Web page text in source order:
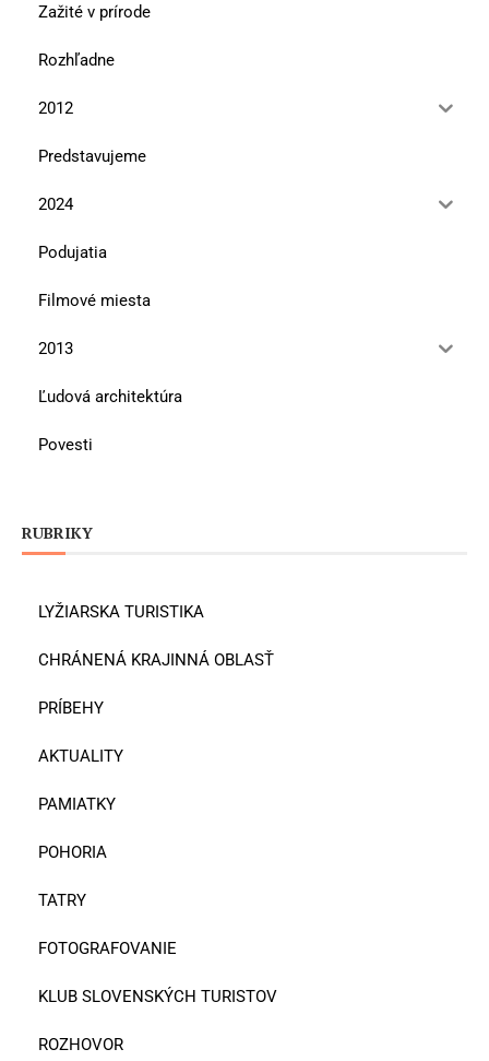
Zažité v prírode
Rozhľadne
2012
Predstavujeme
2024
Podujatia
Filmové miesta
2013
Ľudová architektúra
Povesti
RUBRIKY
LYŽIARSKA TURISTIKA
CHRÁNENÁ KRAJINNÁ OBLASŤ
PRÍBEHY
AKTUALITY
PAMIATKY
POHORIA
TATRY
FOTOGRAFOVANIE
KLUB SLOVENSKÝCH TURISTOV
ROZHOVOR